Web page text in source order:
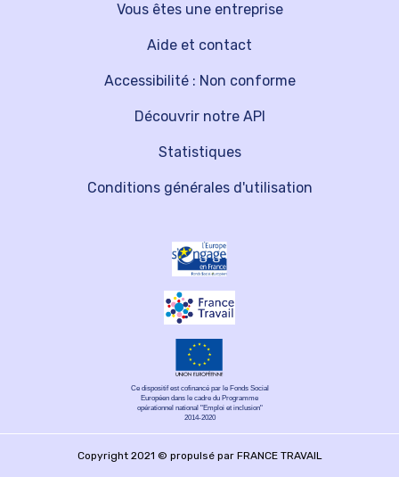
Vous êtes une entreprise
Découvrir notre API
Aide et contact
Statistiques
Accessibilité : Non conforme
Conditions générales d'utilisation
Ce dispositif est cofinancé par le Fonds Social
Européen dans le cadre du Programme
opérationnel national "Emploi et inclusion"
2014-2020
Copyright 2021 © propulsé par FRANCE TRAVAIL